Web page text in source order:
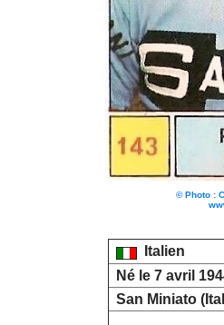
© Photo :
Italien
Né le 7 avril
San Miniato